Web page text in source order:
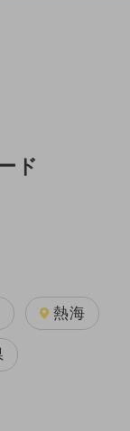
ド
熱海